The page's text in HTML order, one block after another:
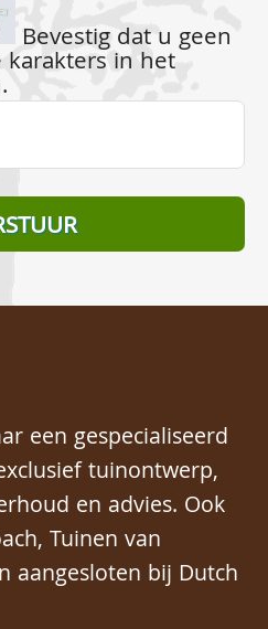
Bevestig dat u geen
in het
een gespecialiseerd
tuinontwerp,
en advies. Ook
Tuinen van
aangesloten bij Dutch